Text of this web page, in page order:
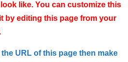
like. You can customize this
by editing this page from your
URL of this page then make